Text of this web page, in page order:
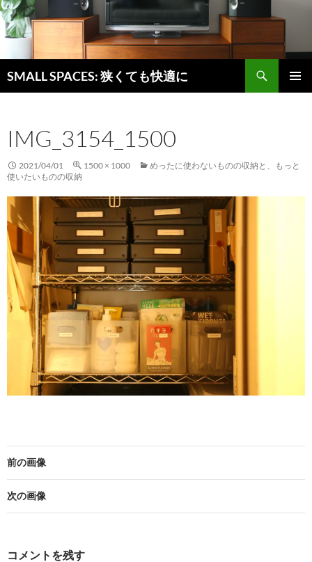
SMALL SPACES: 狭くても快適に
索
ン
ツ
へ
ス
ッ
プ
IMG_3154_1500
2021/04/01 1500 × 1000
めったに使わないものの収納と、もっと
使いたいものの収納
前の画像
次の画像
コメントを残す